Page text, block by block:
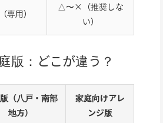
専用）
△〜×（推奨しな
い）
版：どこが違う？
（八戸・南部
地方）
家庭向けアレ
ンジ版